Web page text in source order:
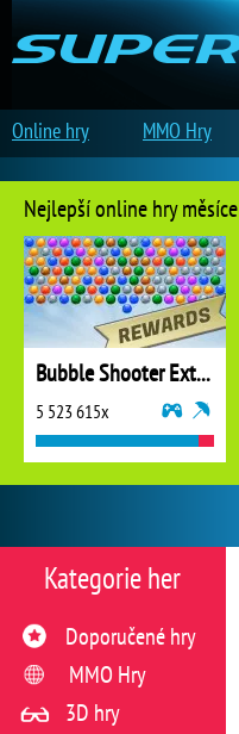
Kategorie her
Doporučené hry
MMO Hry
3D hry
Nejlepší online hry měsíce
Bubble Shooter Extreme
5 523 615x
Online hry MMO Hry